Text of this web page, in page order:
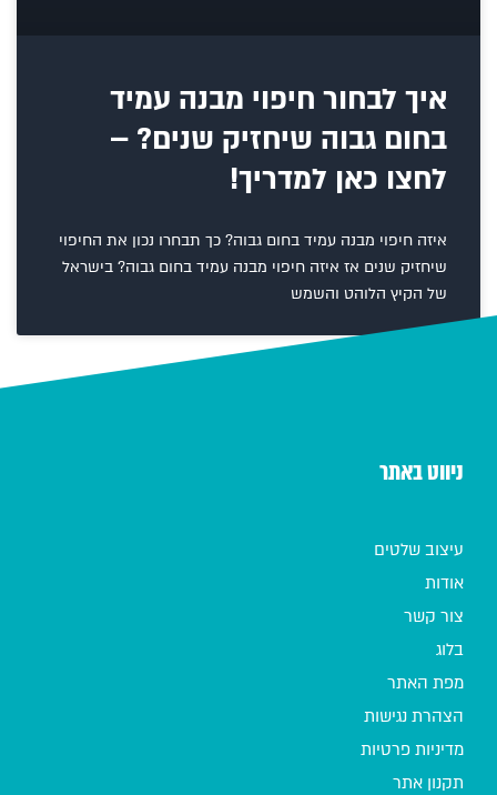
איך לבחור חיפוי מבנה עמיד
בחום גבוה שיחזיק שנים? –
לחצו כאן למדריך!
איזה חיפוי מבנה עמיד בחום גבוה? כך תבחרו נכון את החיפוי
שיחזיק שנים אז איזה חיפוי מבנה עמיד בחום גבוה? בישראל
של הקיץ הלוהט והשמש
ניווט באתר
עיצוב שלטים
אודות
צור קשר
בלוג
מפת האתר
הצהרת נגישות
מדיניות פרטיות
תקנון אתר